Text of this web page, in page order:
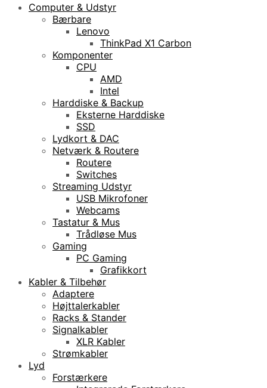
Computer & Udstyr
Bærbare
Lenovo
ThinkPad X1 Carbon
Komponenter
CPU
AMD
Intel
Harddiske & Backup
Eksterne Harddiske
SSD
Lydkort & DAC
Netværk & Routere
Routere
Switches
Streaming Udstyr
USB Mikrofoner
Webcams
Tastatur & Mus
Trådløse Mus
Gaming
PC Gaming
Grafikkort
Kabler & Tilbehør
Adaptere
Højttalerkabler
Racks & Stander
Signalkabler
XLR Kabler
Strømkabler
Lyd
Forstærkere